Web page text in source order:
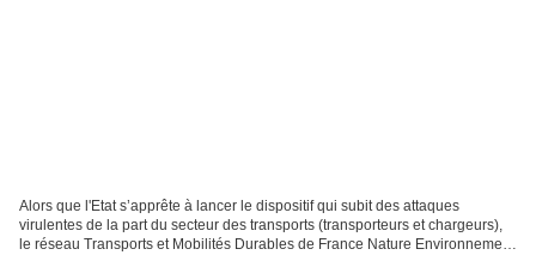
Alors que l'Etat s’apprête à lancer le dispositif qui subit des attaques
virulentes de la part du secteur des transports (transporteurs et chargeurs),
le réseau Transports et Mobilités Durables de France Nature Environnement